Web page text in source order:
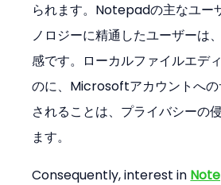
られます。Notepadの主なユー
ノロジーに精通したユーザーは
感です。ローカルファイルエデ
のに、Microsoftアカウントへ
されることは、プライバシーの
ます。
Consequently, interest in